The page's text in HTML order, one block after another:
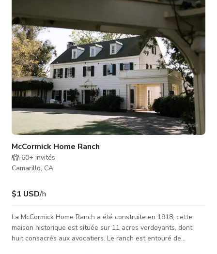
d'espaces extérieurs soigneusement conçus, notamment des
vignobles luxuriants, des jardins soignés et des pelouses
ouvertes
McCormick Home Ranch
60+ invités
Camarillo, CA
$1 USD/h
La McCormick Home Ranch a été construite en 1918, cette
maison historique est située sur 11 acres verdoyants, dont
huit consacrés aux avocatiers. Le ranch est entouré de